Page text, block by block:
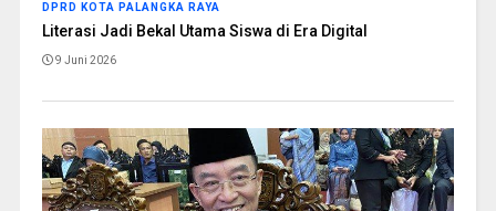
DPRD KOTA PALANGKA RAYA
Literasi Jadi Bekal Utama Siswa di Era Digital
9 Juni 2026